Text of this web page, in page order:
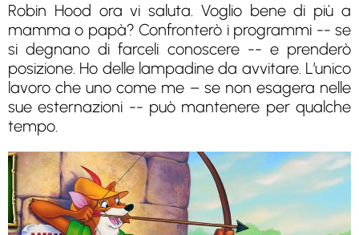
Robin Hood ora vi saluta. Voglio bene di più a
mamma o papà? Confronterò i programmi -- se
si degnano di farceli conoscere -- e prenderò
posizione. Ho delle lampadine da avvitare. L’unico
lavoro che uno come me – se non esagera nelle
sue esternazioni -- può mantenere per qualche
tempo.